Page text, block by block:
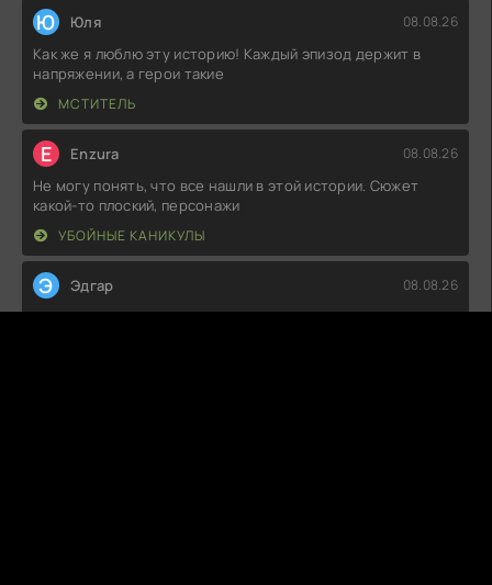
Ю Юля 08.08.26
Как же я люблю эту историю! Каждый эпизод держит в
напряжении, а герои такие
МСТИТЕЛЬ
E Enzura 08.08.26
Не могу понять, что все нашли в этой истории. Сюжет
какой-то плоский, персонажи
УБОЙНЫЕ КАНИКУЛЫ
Э Эдгар 08.08.26
Что-то у меня не сложилось с этой историей. Поначалу